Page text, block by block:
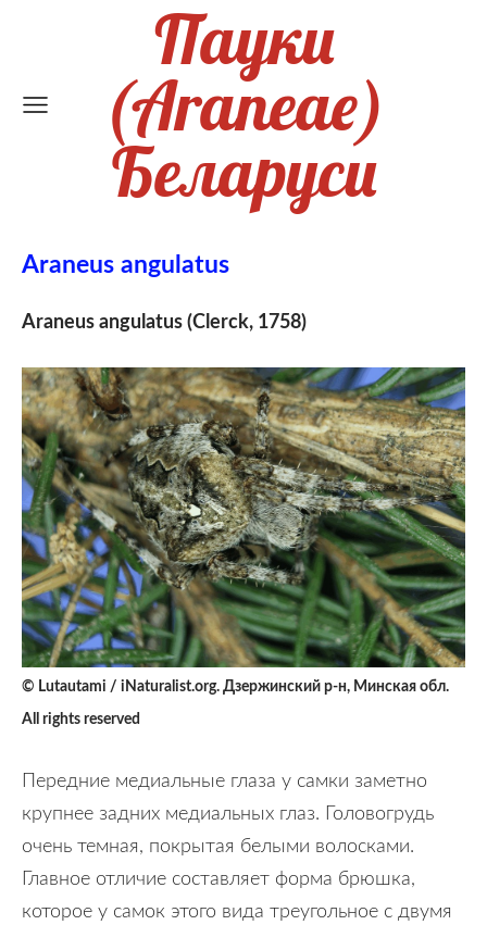
Пауки
(Araneae)
Беларуси
Araneus angulatus
Araneus angulatus (Clerck, 1758)
© Lutautami / iNaturalist.org. Дзержинский р-н, Минская обл.
All rights reserved
Передние медиальные глаза у самки заметно
крупнее задних медиальных глаз. Головогрудь
очень темная, покрытая белыми волосками.
Главное отличие составляет форма брюшка,
которое у самок этого вида треугольное с двумя